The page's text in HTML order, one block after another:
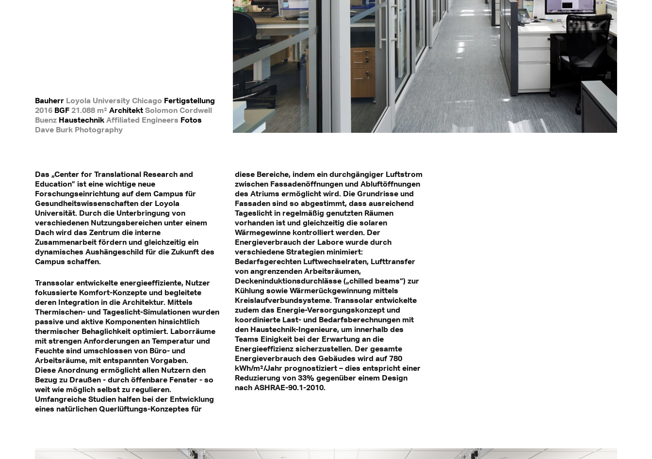
Bauherr Loyola University Chicago Fertigstellung
2016 BGF 21.088 m² Architekt Solomon Cordwell
Buenz Haustechnik Affiliated Engineers Fotos
Dave Burk Photography
Das „Center for Translational Research and
Education” ist eine wichtige neue
Forschungseinrichtung auf dem Campus für
Gesundheitswissenschaften der Loyola
Universität. Durch die Unterbringung von
verschiedenen Nutzungsbereichen unter einem
Dach wird das Zentrum die interne
Zusammenarbeit fördern und gleichzeitig ein
dynamisches Aushängeschild für die Zukunft des
Campus schaffen.
Transsolar entwickelte energieeffiziente, Nutzer
fokussierte Komfort-Konzepte und begleitete
deren Integration in die Architektur. Mittels
Thermischen- und Tageslicht-Simulationen wurden
passive und aktive Komponenten hinsichtlich
thermischer Behaglichkeit optimiert. Laborräume
mit strengen Anforderungen an Temperatur und
Feuchte sind umschlossen von Büro- und
Arbeitsräume, mit entspannten Vorgaben.
Diese Anordnung ermöglicht allen Nutzern den
Bezug zu Draußen - durch öffenbare Fenster - so
weit wie möglich selbst zu regulieren.
Umfangreiche Studien halfen bei der Entwicklung
eines natürlichen Querlüftungs-Konzeptes für
diese Bereiche, indem ein durchgängiger Luftstrom
zwischen Fassadenöffnungen und Abluftöffnungen
des Atriums ermöglicht wird. Die Grundrisse und
Fassaden sind so abgestimmt, dass ausreichend
Tageslicht in regelmäßig genutzten Räumen
vorhanden ist und gleichzeitig die solaren
Wärmegewinne kontrolliert werden. Der
Energieverbrauch der Labore wurde durch
verschiedene Strategien minimiert:
Bedarfsgerechten Luftwechselraten, Lufttransfer
von angrenzenden Arbeitsräumen,
Deckeninduktionsdurchlässe („chilled beams“) zur
Kühlung sowie Wärmerückgewinnung mittels
Kreislaufverbundsysteme. Transsolar entwickelte
zudem das Energie-Versorgungskonzept und
koordinierte Last- und Bedarfsberechnungen mit
den Haustechnik-Ingenieure, um innerhalb des
Teams Einigkeit bei der Erwartung an die
Energieeffizienz sicherzustellen. Der gesamte
Energieverbrauch des Gebäudes wird auf 780
kWh/m²/Jahr prognostiziert – dies entspricht einer
Reduzierung von 33% gegenüber einem Design
nach ASHRAE-90.1-2010.